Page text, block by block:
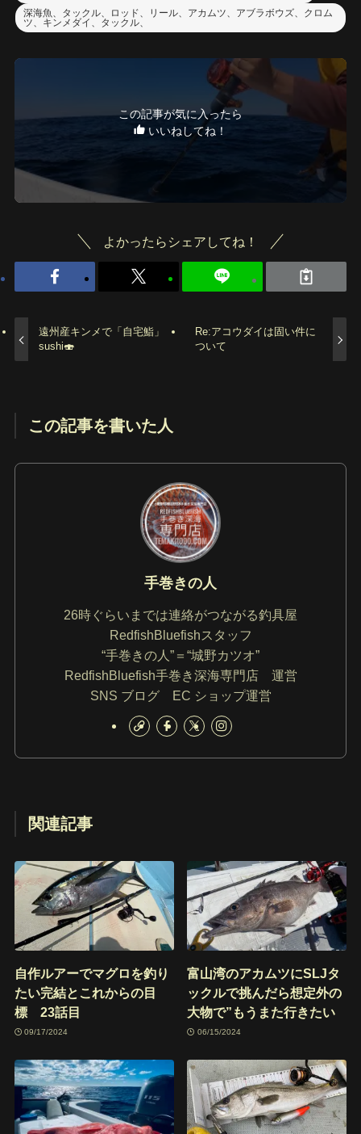
深海魚、タックル、ロッド、リール、アカムツ、アブラボウズ、クロム
ツ、キンメダイ、タックル、
この記事が気に入ったら
いいねしてね！
よかったらシェアしてね！
遠州産キンメで「自宅鮨」
sushi🍣
Re:アコウダイは固い件に
ついて
この記事を書いた人
手巻きの人
26時ぐらいまでは連絡がつながる釣具屋
RedfishBluefishスタッフ
“手巻きの人”＝“城野カツオ”
RedfishBluefish手巻き深海専門店 運営
SNS ブログ EC ショップ運営
関連記事
自作ルアーでマグロを釣り
たい完結とこれからの目
標 23話目
09/17/2024
富山湾のアカムツにSLJタ
ックルで挑んだら想定外の
大物で”もうまた行きたい
06/15/2024